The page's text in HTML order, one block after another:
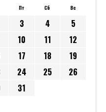
Пт Сб Вс
3 4
5
10 11
12
17 18
19
24 25
26
31